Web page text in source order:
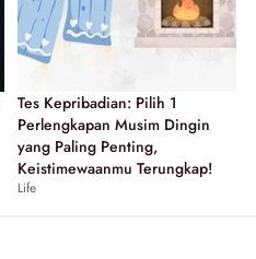
Tes Kepribadian: Pilih 1
Perlengkapan Musim Dingin
yang Paling Penting,
Keistimewaanmu Terungkap!
Life